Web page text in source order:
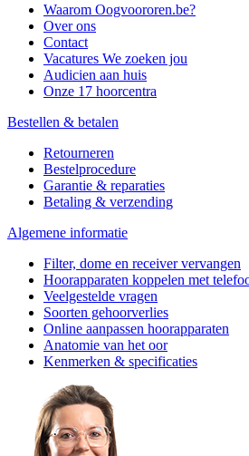
Waarom Oogvoororen.be?
Over ons
Contact
Vacatures We zoeken jou
Audicien aan huis
Onze 17 hoorcentra
Bestellen & betalen
Retourneren
Bestelprocedure
Garantie & reparaties
Betaling & verzending
Algemene informatie
Filter, dome en receiver vervangen
Hoorapparaten koppelen met
Veelgestelde vragen
Soorten gehoorverlies
Online aanpassen hoorapparaten
Anatomie van het oor
Kenmerken & specificaties